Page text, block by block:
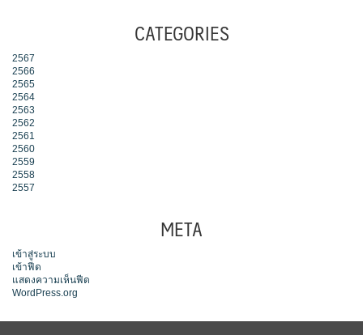
CATEGORIES
2567
2566
2565
2564
2563
2562
2561
2560
2559
2558
2557
META
เข้าสู่ระบบ
เข้าฟีด
แสดงความเห็นฟีด
WordPress.org